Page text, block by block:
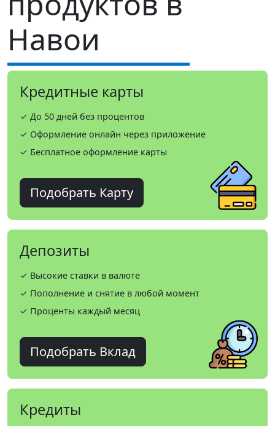
Навои
Кредитные карты
✓ До 50 дней без процентов
✓ Оформление онлайн через приложение
✓ Бесплатное оформление карты
Подобрать Карту
Депозиты
✓ Высокие ставки в валюте
✓ Пополнение и снятие в любой момент
✓ Проценты каждый месяц
Подобрать Вклад
Кредиты